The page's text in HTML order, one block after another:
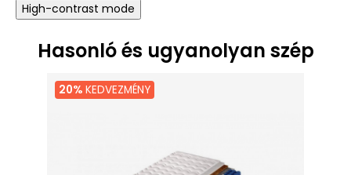
High-contrast mode
Hasonló és ugyanolyan szép
20% KEDVEZMÉNY